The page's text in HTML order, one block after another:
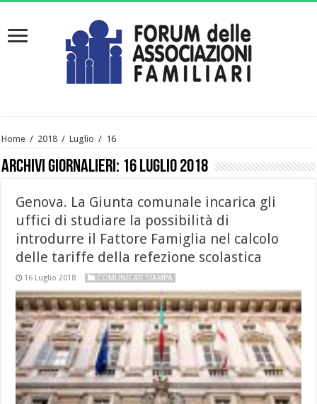
Home / 2018 / Luglio / 16
Archivi giornalieri: 16 Luglio 2018
Genova. La Giunta comunale incarica gli
uffici di studiare la possibilità di
introdurre il Fattore Famiglia nel calcolo
delle tariffe della refezione scolastica
16 Luglio 2018 COMUNICATI STAMPA